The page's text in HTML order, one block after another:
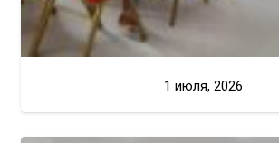
1 июля, 2026